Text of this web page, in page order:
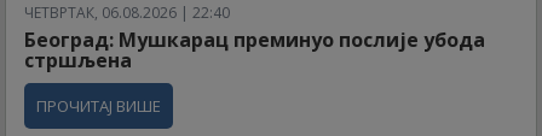
ЧЕТВРТАК, 06.08.2026 | 22:40
Београд: Мушкарац преминуо послије убода
стршљена
ПРОЧИТАЈ ВИШЕ